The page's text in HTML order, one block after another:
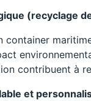
(recyclage
container
contribuent à
et